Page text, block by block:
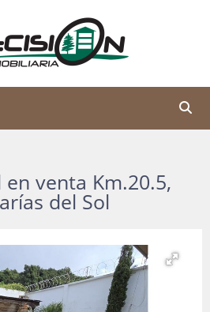
en venta Km.20.5,
del Sol